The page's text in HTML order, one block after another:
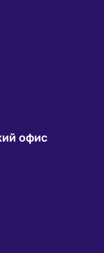
офис